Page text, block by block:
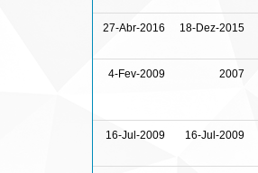
27-Abr-2016 18-Dez-2015
4-Fev-2009 2007
16-Jul-2009 16-Jul-2009